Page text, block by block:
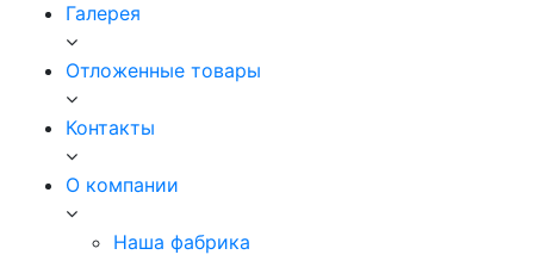
Галерея
Отложенные товары
Контакты
О компании
Наша фабрика